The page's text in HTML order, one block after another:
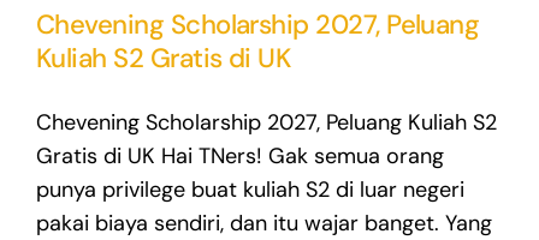
Chevening Scholarship 2027, Peluang
Kuliah S2 Gratis di UK
Chevening Scholarship 2027, Peluang Kuliah S2
Gratis di UK Hai TNers! Gak semua orang
punya privilege buat kuliah S2 di luar negeri
pakai biaya sendiri, dan itu wajar banget. Yang